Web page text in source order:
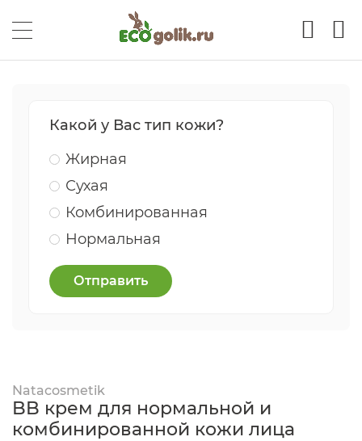
Какой у Вас тип кожи?
Жирная
Сухая
Комбинированная
Нормальная
Отправить
Natacosmetik
BB крем для нормальной и
комбинированной кожи лица